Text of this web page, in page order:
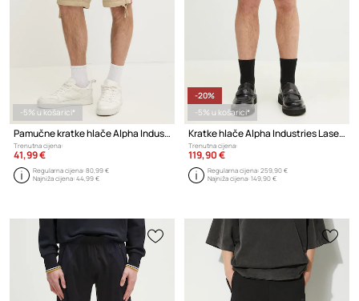
-5% u košarici*
Pamučne kratke hlače Alpha Industries Alpha Industries Jet Short 191200 159
Trenutna cijena:
41,99 €
Regularna cijena:80,99 €
Najniža cijena:44,99 €
-20%
-5% u košarici*
Kratke hlače Alpha Industries Laser Cut Short
Trenutna cijena:
119,90 €
Regularna cijena:259,90 €
Najniža cijena:149,90 €